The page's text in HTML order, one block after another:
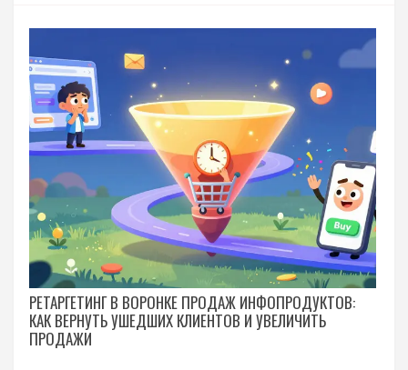
РЕТАРГЕТИНГ В ВОРОНКЕ ПРОДАЖ ИНФОПРОДУКТОВ:
КАК ВЕРНУТЬ УШЕДШИХ КЛИЕНТОВ И УВЕЛИЧИТЬ
ПРОДАЖИ